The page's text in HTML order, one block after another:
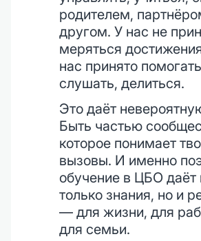
родителем,
другом. У нас не
меряться
нас принято
слушать, делиться.
Это даёт
Быть частью
которое понимает
вызовы. И именно
обучение в ЦБО даёт
только знания, но и
— для жизни, для
для семьи.